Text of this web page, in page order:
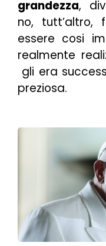
grandezza,
no, tutt’altro,
essere cosi
realmente
gli era
preziosa.